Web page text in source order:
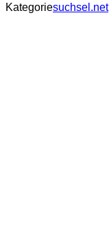
Kategoriesuchsel.net